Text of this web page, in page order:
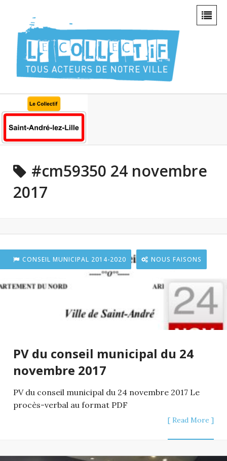
#cm59350 24 novembre
2017
CONSEIL MUNICIPAL 2014-2020 NOUS FAISONS
PV du conseil municipal du 24
novembre 2017
PV du conseil municipal du 24 novembre 2017 Le
procès-verbal au format PDF
[ Read More ]